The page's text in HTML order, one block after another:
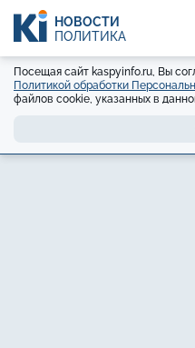
НОВОСТИ
ПОЛИТИКА
Посещая сайт kaspyinfo.ru, Вы
Политикой обработки
файлов cookie, указанных в